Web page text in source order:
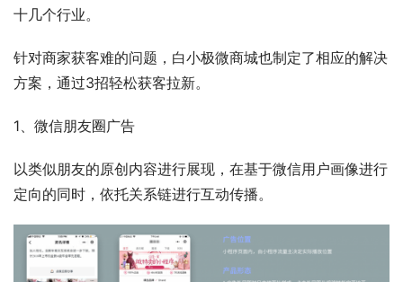
十几个行业。
针对商家获客难的问题，白小极微商城也制定了相应的解决
方案，通过3招轻松获客拉新。
1、微信朋友圈广告
以类似朋友的原创内容进行展现，在基于微信用户画像进行
定向的同时，依托关系链进行互动传播。